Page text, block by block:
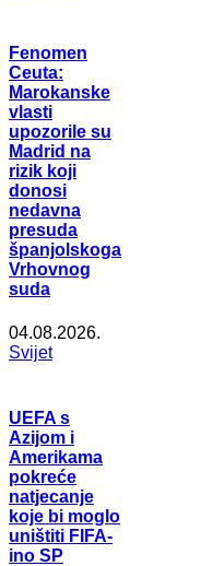
Fenomen
Ceuta:
Marokanske
vlasti
upozorile su
Madrid na
rizik koji
donosi
nedavna
presuda
španjolskoga
Vrhovnog
suda
04.08.2026.
Svijet
UEFA s
Azijom i
Amerikama
pokreće
natjecanje
koje bi moglo
uništiti FIFA-
ino SP